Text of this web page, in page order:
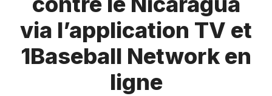
via l’application TV et
1Baseball Network en
ligne